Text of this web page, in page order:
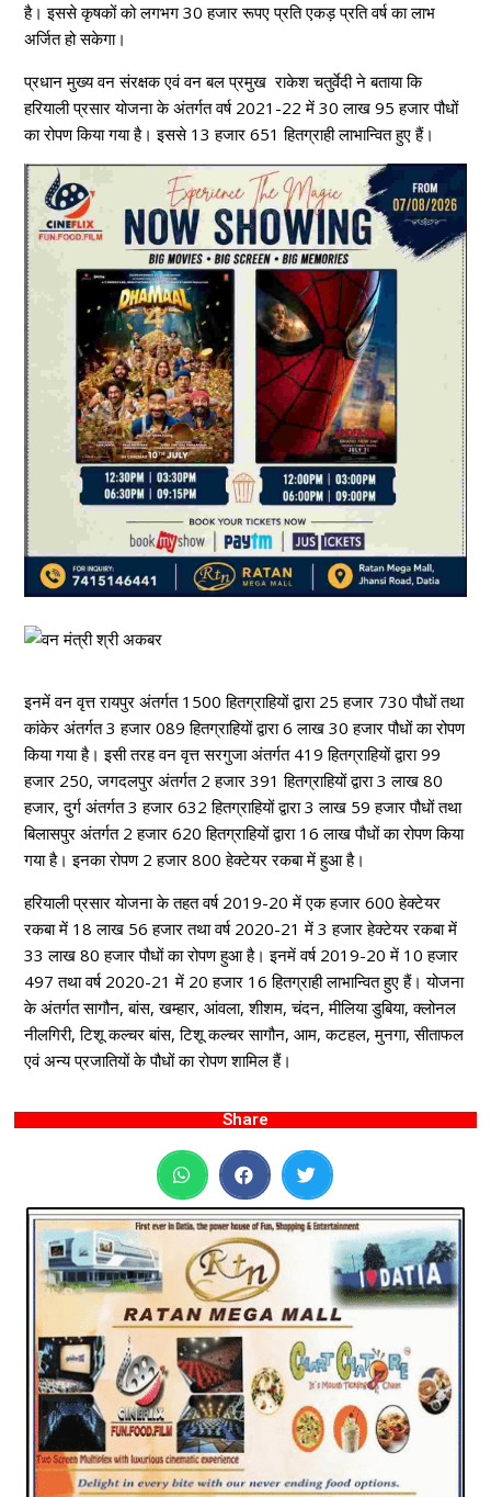
है। इससे कृषकों को लगभग 30 हजार रूपए प्रति एकड़ प्रति वर्ष का लाभ
अर्जित हो सकेगा।
प्रधान मुख्य वन संरक्षक एवं वन बल प्रमुख राकेश चतुर्वेदी ने बताया कि
हरियाली प्रसार योजना के अंतर्गत वर्ष 2021-22 में 30 लाख 95 हजार पौधों
का रोपण किया गया है। इससे 13 हजार 651 हितग्राही लाभान्वित हुए हैं।
इनमें वन वृत्त रायपुर अंतर्गत 1500 हितग्राहियों द्वारा 25 हजार 730 पौधों तथा
कांकेर अंतर्गत 3 हजार 089 हितग्राहियों द्वारा 6 लाख 30 हजार पौधों का रोपण
किया गया है। इसी तरह वन वृत्त सरगुजा अंतर्गत 419 हितग्राहियों द्वारा 99
हजार 250, जगदलपुर अंतर्गत 2 हजार 391 हितग्राहियों द्वारा 3 लाख 80
हजार, दुर्ग अंतर्गत 3 हजार 632 हितग्राहियों द्वारा 3 लाख 59 हजार पौधों तथा
बिलासपुर अंतर्गत 2 हजार 620 हितग्राहियों द्वारा 16 लाख पौधों का रोपण किया
गया है। इनका रोपण 2 हजार 800 हेक्टेयर रकबा में हुआ है।
हरियाली प्रसार योजना के तहत वर्ष 2019-20 में एक हजार 600 हेक्टेयर
रकबा में 18 लाख 56 हजार तथा वर्ष 2020-21 में 3 हजार हेक्टेयर रकबा में
33 लाख 80 हजार पौधों का रोपण हुआ है। इनमें वर्ष 2019-20 में 10 हजार
497 तथा वर्ष 2020-21 में 20 हजार 16 हितग्राही लाभान्वित हुए हैं। योजना
के अंतर्गत सागौन, बांस, खम्हार, आंवला, शीशम, चंदन, मीलिया डुबिया, क्लोनल
नीलगिरी, टिशू कल्चर बांस, टिशू कल्चर सागौन, आम, कटहल, मुनगा, सीताफल
एवं अन्य प्रजातियों के पौधों का रोपण शामिल हैं।
Share